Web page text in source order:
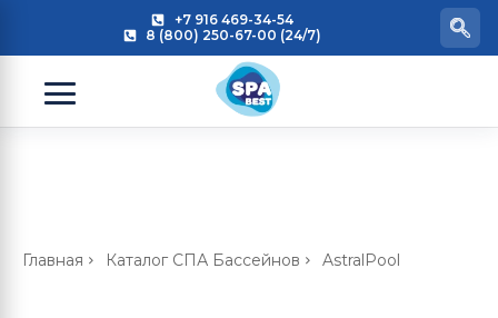
+7 916 469-34-54
8 (800) 250-67-00 (24/7)
Главная Каталог СПА Бассейнов AstralPool